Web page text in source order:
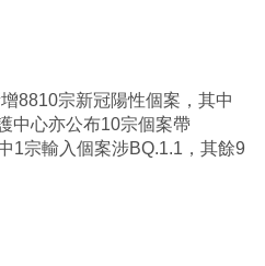
8810宗新冠陽性個案，其中
中心亦公布10宗個案帶
1宗輸入個案涉BQ.1.1，其餘9